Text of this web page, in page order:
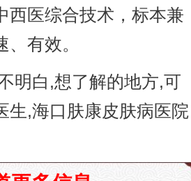
西医综合技术，标本兼
有效。
白,想了解的地方,可
生,海口肤康皮肤病医院